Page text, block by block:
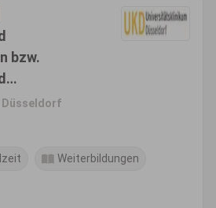
bzw.
bzw.
und
und
Weiterbildungen